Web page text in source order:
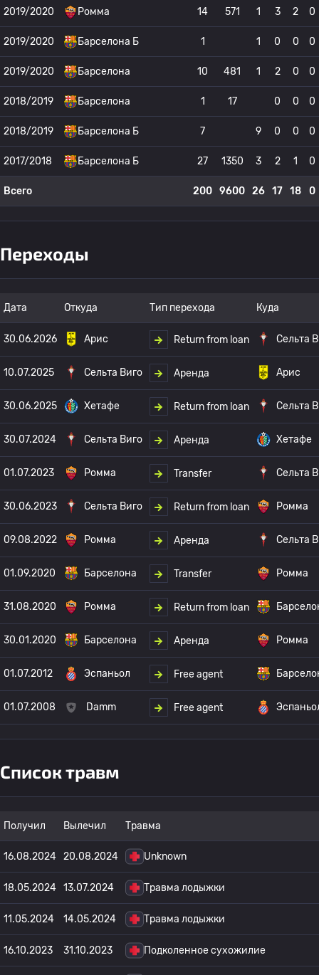
2019/2020 Ромма 14 571 1 3 2 0
2019/2020 Барселона Б 1 1 0 0 0
2019/2020 Барселона 10 481 1 2 0 0
2018/2019 Барселона 1 17 0 0 0
2018/2019 Барселона Б 7 9 0 0 0
2017/2018 Барселона Б 27 1350 3 2 1 0
Всего 200 9600 26 17 18 0
Переходы
Дата Откуда Тип перехода Куда
30.06.2026 Арис Return from loan Сельта
10.07.2025 Сельта Виго Аренда Арис
30.06.2025 Хетафе Return from loan Сельта
30.07.2024 Сельта Виго Аренда Хетафе
01.07.2023 Ромма Transfer Сельта
30.06.2023 Сельта Виго Return from loan Ромма
09.08.2022 Ромма Аренда Сельта
01.09.2020 Барселона Transfer Ромма
31.08.2020 Ромма Return from loan
30.01.2020 Барселона Аренда Ромма
01.07.2012 Эспаньол Free agent
01.07.2008 Damm Free agent
Список травм
Получил Вылечил Травма
16.08.2024 20.08.2024 Unknown
18.05.2024 13.07.2024 Травма лодыжки
11.05.2024 14.05.2024 Травма лодыжки
16.10.2023 31.10.2023 Подколенное сухожилие